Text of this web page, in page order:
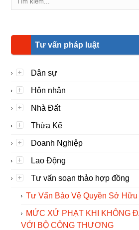
Tư vấn pháp luật
Dân sự
Hôn nhân
Nhà Đất
Thừa Kế
Doanh Nghiệp
Lao Động
Tư vấn soạn thảo hợp đồng
Tư Vấn Bảo Vệ Quyền Sở Hữu
MỨC XỬ PHẠT KHI KHÔNG
VỚI BỘ CÔNG THƯƠNG